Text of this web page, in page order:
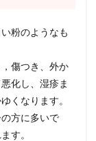
粉のようなも
傷つき、外か
化し、湿疹ま
くなります。
方に多いで
す。